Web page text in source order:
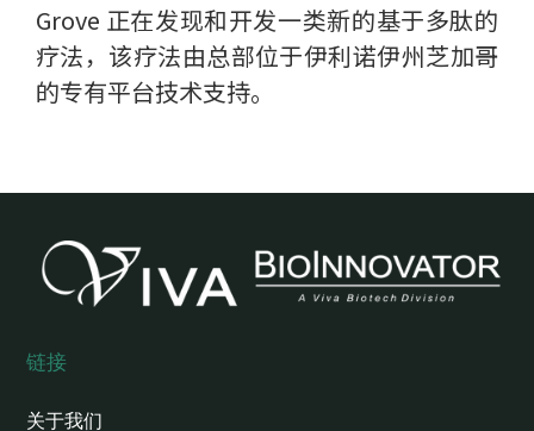
Grove 正在发现和开发一类新的基于多肽的
疗法，该疗法由总部位于伊利诺伊州芝加哥
的专有平台技术支持。
链接
关于我们